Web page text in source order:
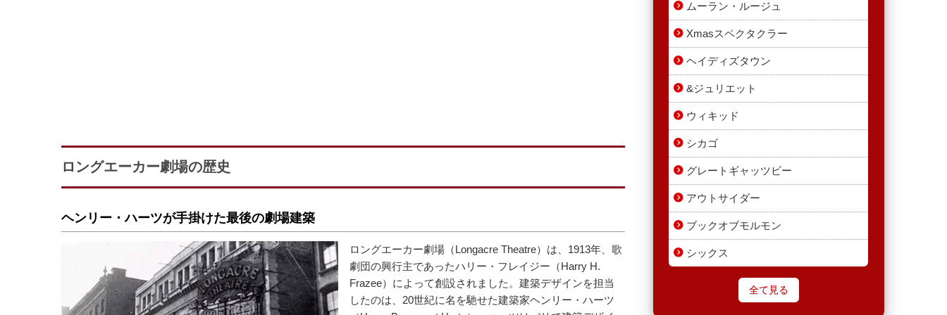
ロングエーカー劇場の歴史
ヘンリー・ハーツが手掛けた最後の劇場建築
ロングエーカー劇場（Longacre Theatre）は、1913年、歌
劇団の興行主であったハリー・フレイジー（Harry H.
Frazee）によって創設されました。建築デザインを担当
したのは、20世紀に名を馳せた建築家ヘンリー・ハーツ
ムーラン・ルージュ
Xmasスペクタクラー
ヘイディズタウン
&ジュリエット
ウィキッド
シカゴ
グレートギャッツビー
アウトサイダー
ブックオブモルモン
シックス
全て見る